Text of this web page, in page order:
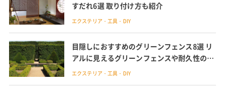
すだれ6選 取り付け方も紹介
エクステリア・工具・DIY
目隠しにおすすめのグリーンフェンス8選 リ
アルに見えるグリーンフェンスや耐久性の高
い商品を紹介
エクステリア・工具・DIY